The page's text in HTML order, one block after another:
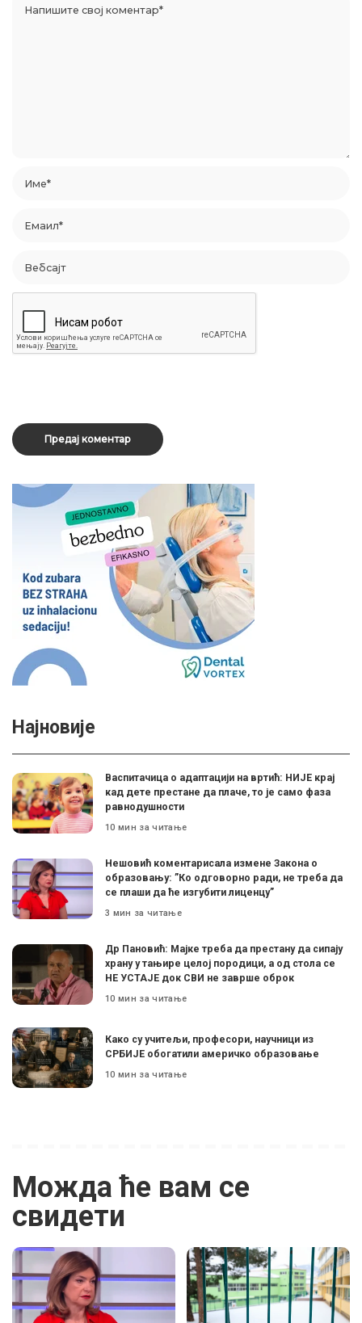
Најновије
Васпитачица о адаптацији на вртић: НИЈЕ крај
кад дете престане да плаче, то је само фаза
равнодушности
10 мин за читање
Нешовић коментарисала измене Закона о
образовању: ”Ко одговорно ради, не треба да
се плаши да ће изгубити лиценцу”
3 мин за читање
Др Пановић: Мајке треба да престану да сипају
храну у тањире целој породици, а од стола се
НЕ УСТАЈЕ док СВИ не заврше оброк
10 мин за читање
Како су учитељи, професори, научници из
СРБИЈЕ обогатили америчко образовање
10 мин за читање
Можда ће вам се
свидети